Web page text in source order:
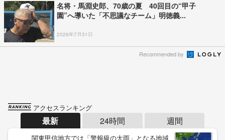
名将・馬淵史郎、70歳の夏 40回目の“甲子
園”へ導いた「不思議なチーム」明徳義...
2026年7月31日
Recommended by
アクセスランキング
最新 24時間 週間
関東甲信地方では「警報級の大雨」となる地域